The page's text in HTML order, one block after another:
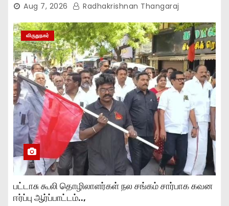
Aug 7, 2026 Radhakrishnan Thangaraj
விருதுநகர்
பட்டாசு கூலி தொழிலாளர்கள் நல சங்கம் சார்பாக கவன
ஈர்ப்பு ஆர்ப்பாட்டம்..,